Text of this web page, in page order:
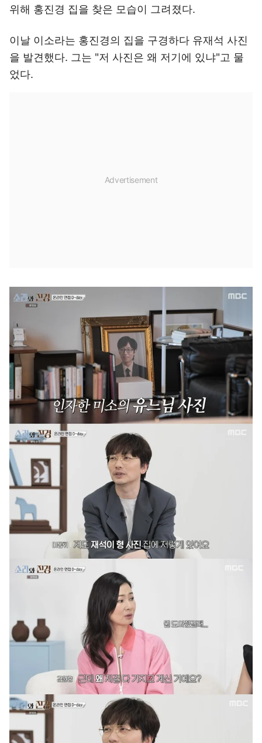
위해 홍진경 집을 찾은 모습이 그려졌다.
이날 이소라는 홍진경의 집을 구경하다 유재석 사진
을 발견했다. 그는 "저 사진은 왜 저기에 있냐"고 물
었다.